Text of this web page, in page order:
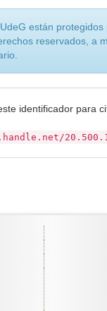
están protegidos
reservados, a
identificador para